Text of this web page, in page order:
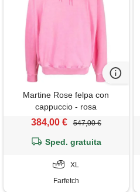
Martine Rose felpa con
cappuccio - rosa
384,00 € 547,00 €
Sped. gratuita
XL
Farfetch